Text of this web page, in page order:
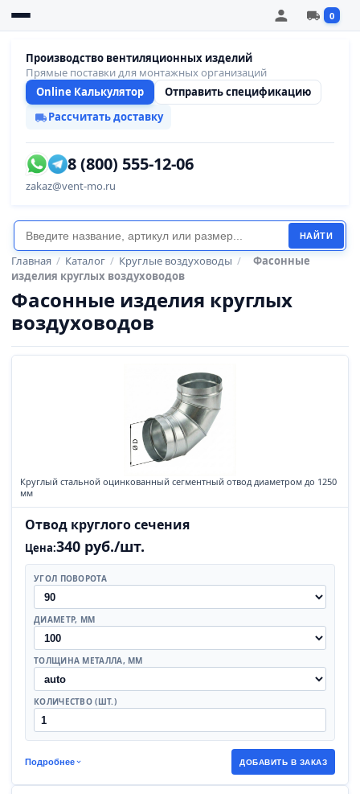
0
Производство вентиляционных изделий
Прямые поставки для монтажных организаций
Online Калькулятор
Отправить спецификацию
Рассчитать доставку
8 (800) 555-12-06
zakaz@vent-mo.ru
НАЙТИ
Главная / Каталог / Круглые воздуховоды /
Фасонные
изделия круглых воздуховодов
Фасонные изделия круглых
воздуховодов
Круглый стальной оцинкованный сегментный отвод диаметром до 1250
мм
Отвод круглого сечения
Цена:340 руб./шт.
УГОЛ ПОВОРОТА
ДИАМЕТР, ММ
ТОЛЩИНА МЕТАЛЛА, ММ
КОЛИЧЕСТВО (ШТ.)
Подробнее ДОБАВИТЬ В ЗАКАЗ